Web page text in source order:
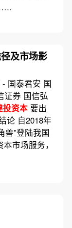
及市场影
国泰君安 国
证券 国信弘
投资本要出
论 自2018年
兽”登陆我国
市场服务，